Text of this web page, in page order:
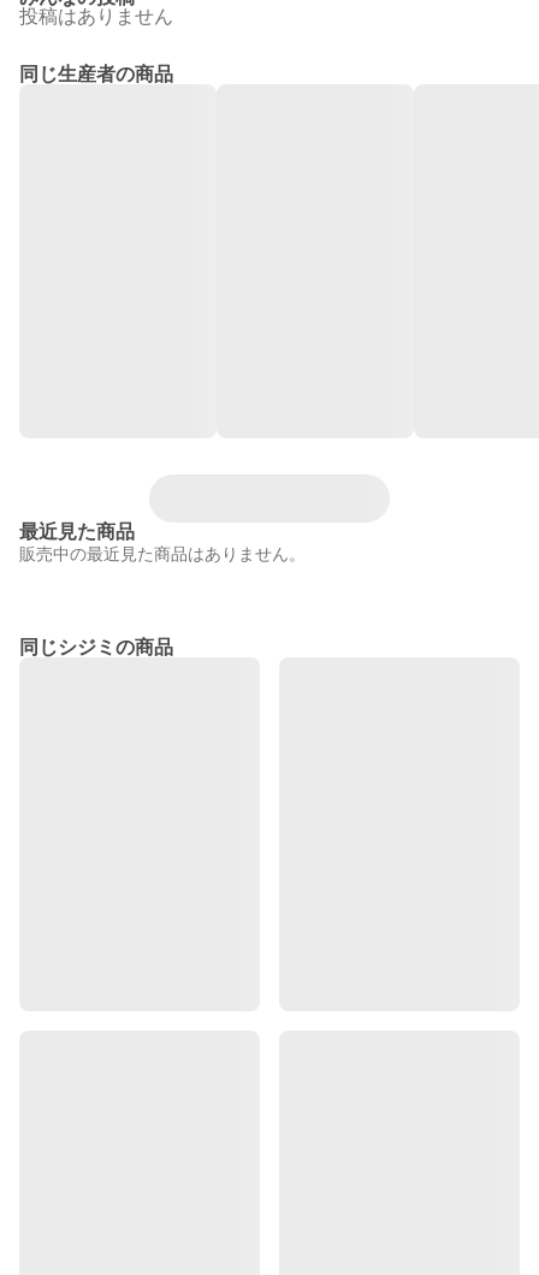
投稿はありません
同じ生産者の商品
最近見た商品
販売中の最近見た商品はありません。
同じシジミの商品